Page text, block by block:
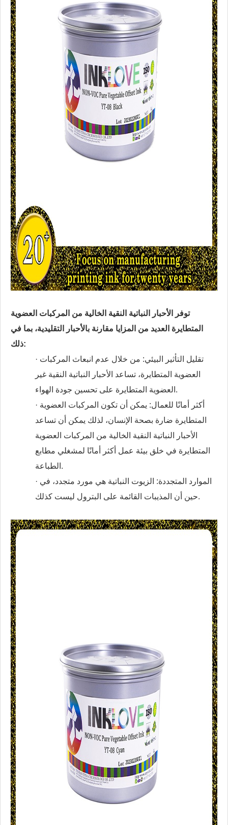
توفر الأحبار النباتية النقية الخالية من المركبات العضوية
المتطايرة العديد من المزايا مقارنة بالأحبار التقليدية، بما في
ذلك:
· تقليل التأثير البيئي: من خلال عدم انبعاث المركبات
العضوية المتطايرة، تساعد الأحبار النباتية النقية غير
العضوية المتطايرة على تحسين جودة الهواء.
· أكثر أمانًا للعمال: يمكن أن تكون المركبات العضوية
المتطايرة ضارة بصحة الإنسان، لذلك يمكن أن تساعد
الأحبار النباتية النقية الخالية من المركبات العضوية
المتطايرة في خلق بيئة عمل أكثر أمانًا لمشغلي مطابع
الطباعة.
· الموارد المتجددة: الزيوت النباتية هي مورد متجدد، في
حين أن المذيبات القائمة على البترول ليست كذلك.